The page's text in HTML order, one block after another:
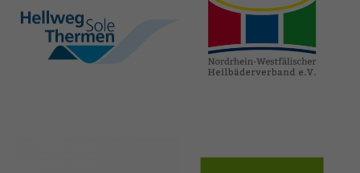
hellweg-sole-
thermen.de
heilbaeder.de